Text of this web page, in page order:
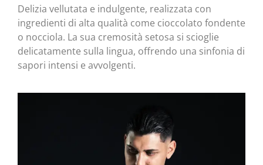
Delizia vellutata e indulgente, realizzata con
ingredienti di alta qualità come cioccolato fondente
o nocciola. La sua cremosità setosa si scioglie
delicatamente sulla lingua, offrendo una sinfonia di
sapori intensi e avvolgenti.